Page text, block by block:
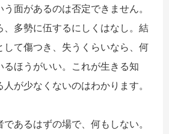
面があるのは否定できません。
、多勢に伍するにしくはなし。結
して傷つき、失うくらいなら、何
るほうがいい。これが生きる知
が少なくないのはわかります。
あるはずの場で、何もしない。